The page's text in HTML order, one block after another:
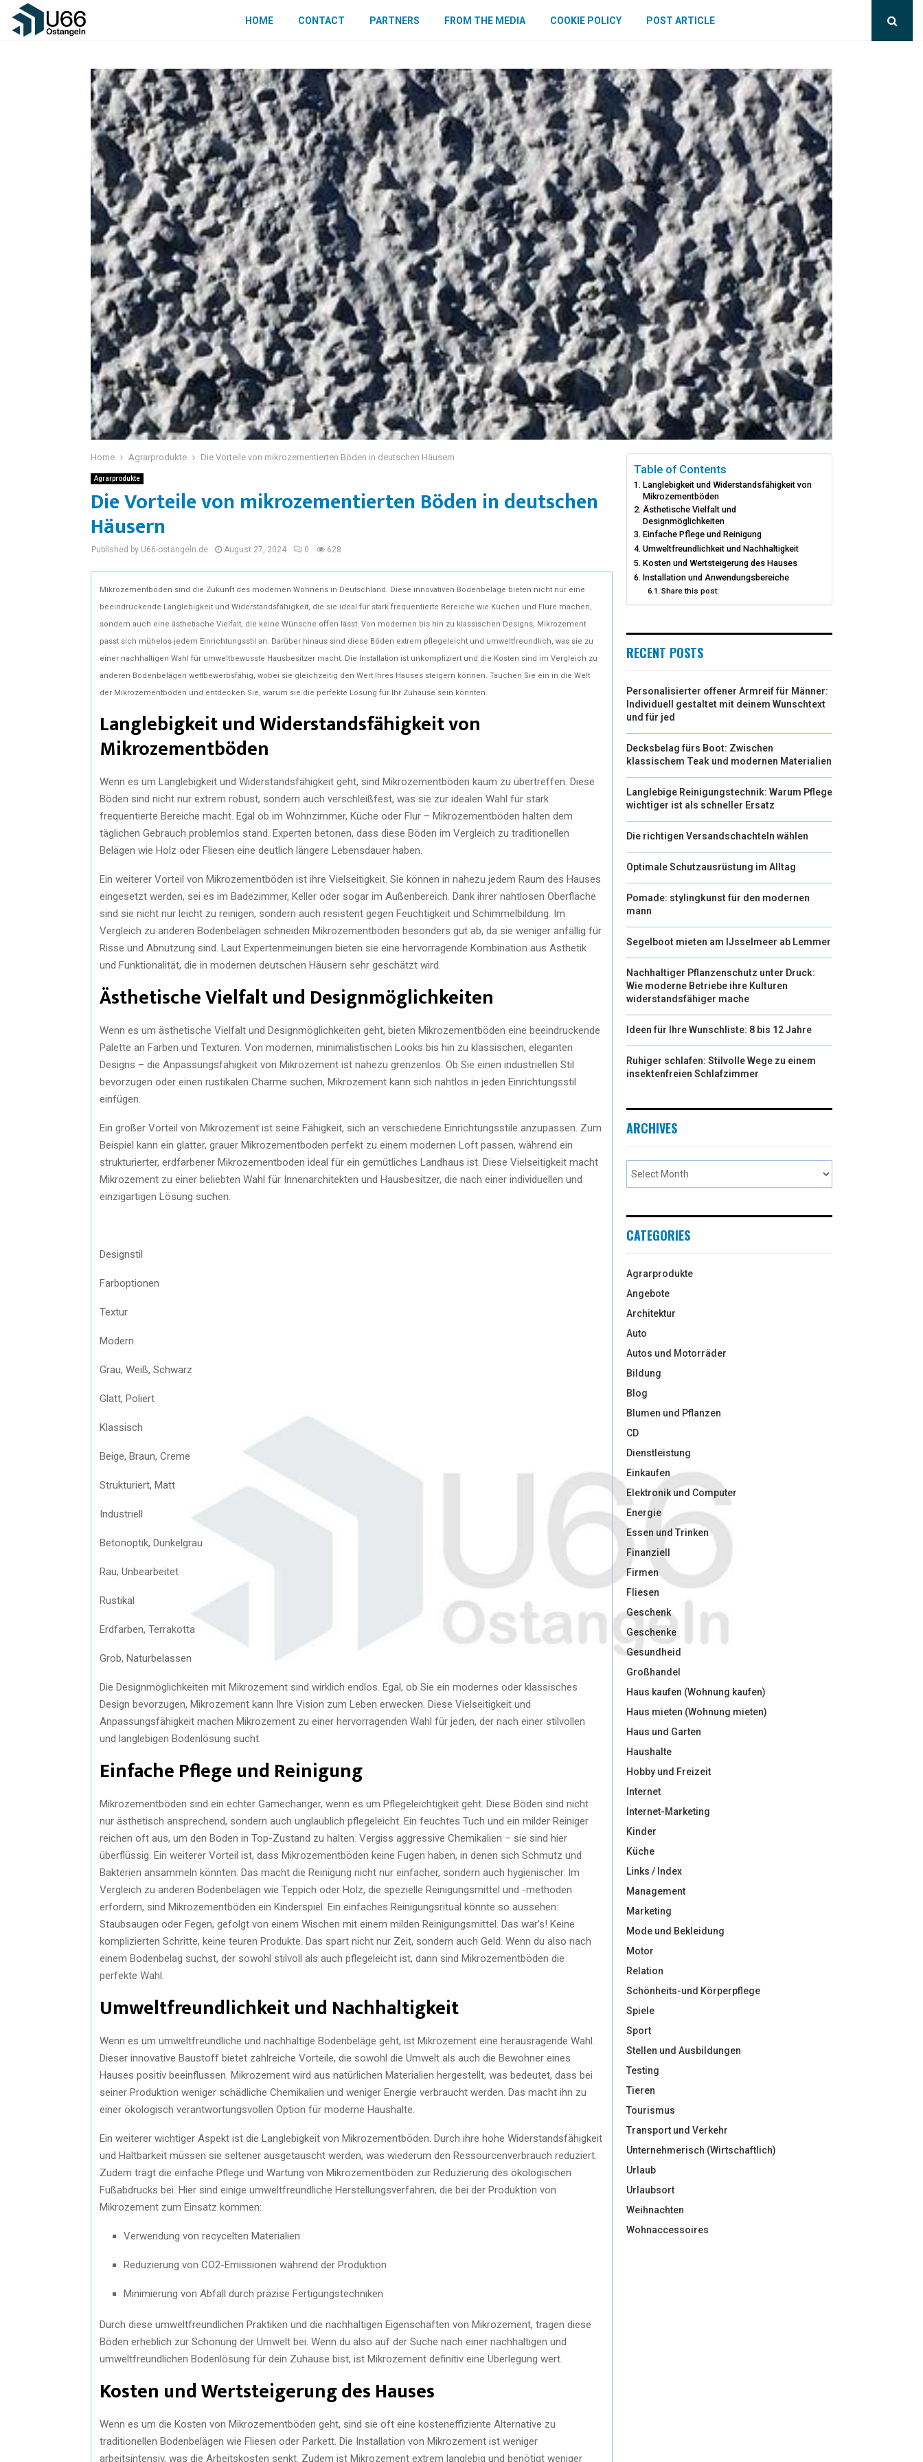
HOME CONTACT PARTNERS FROM THE MEDIA COOKIE POLICY POST ARTICLE
Home Agrarprodukte Die Vorteile von mikrozementierten Böden in deutschen Häusern
Agrarprodukte
Die Vorteile von mikrozementierten Böden in deutschen
Häusern
Published by U66-ostangeln.de August 27, 2024 0 628
Mikrozementböden sind die Zukunft des modernen Wohnens in Deutschland. Diese innovativen Bodenbeläge bieten nicht nur eine
beeindruckende Langlebigkeit und Widerstandsfähigkeit, die sie ideal für stark frequentierte Bereiche wie Küchen und Flure machen,
sondern auch eine ästhetische Vielfalt, die keine Wünsche offen lässt. Von modernen bis hin zu klassischen Designs, Mikrozement
passt sich mühelos jedem Einrichtungsstil an. Darüber hinaus sind diese Böden extrem pflegeleicht und umweltfreundlich, was sie zu
einer nachhaltigen Wahl für umweltbewusste Hausbesitzer macht. Die Installation ist unkompliziert und die Kosten sind im Vergleich zu
anderen Bodenbelägen wettbewerbsfähig, wobei sie gleichzeitig den Wert Ihres Hauses steigern können. Tauchen Sie ein in die Welt
der Mikrozementböden und entdecken Sie, warum sie die perfekte Lösung für Ihr Zuhause sein könnten.
Langlebigkeit und Widerstandsfähigkeit von
Mikrozementböden
Wenn es um Langlebigkeit und Widerstandsfähigkeit geht, sind Mikrozementböden kaum zu übertreffen. Diese
Böden sind nicht nur extrem robust, sondern auch verschleißfest, was sie zur idealen Wahl für stark
frequentierte Bereiche macht. Egal ob im Wohnzimmer, Küche oder Flur – Mikrozementböden halten dem
täglichen Gebrauch problemlos stand. Experten betonen, dass diese Böden im Vergleich zu traditionellen
Belägen wie Holz oder Fliesen eine deutlich längere Lebensdauer haben.
Ein weiterer Vorteil von Mikrozementböden ist ihre Vielseitigkeit. Sie können in nahezu jedem Raum des Hauses
eingesetzt werden, sei es im Badezimmer, Keller oder sogar im Außenbereich. Dank ihrer nahtlosen Oberfläche
sind sie nicht nur leicht zu reinigen, sondern auch resistent gegen Feuchtigkeit und Schimmelbildung. Im
Vergleich zu anderen Bodenbelägen schneiden Mikrozementböden besonders gut ab, da sie weniger anfällig für
Risse und Abnutzung sind. Laut Expertenmeinungen bieten sie eine hervorragende Kombination aus Ästhetik
und Funktionalität, die in modernen deutschen Häusern sehr geschätzt wird.
Ästhetische Vielfalt und Designmöglichkeiten
Wenn es um ästhetische Vielfalt und Designmöglichkeiten geht, bieten Mikrozementböden eine beeindruckende
Palette an Farben und Texturen. Von modernen, minimalistischen Looks bis hin zu klassischen, eleganten
Designs – die Anpassungsfähigkeit von Mikrozement ist nahezu grenzenlos. Ob Sie einen industriellen Stil
bevorzugen oder einen rustikalen Charme suchen, Mikrozement kann sich nahtlos in jeden Einrichtungsstil
einfügen.
Ein großer Vorteil von Mikrozement ist seine Fähigkeit, sich an verschiedene Einrichtungsstile anzupassen. Zum
Beispiel kann ein glatter, grauer Mikrozementboden perfekt zu einem modernen Loft passen, während ein
strukturierter, erdfarbener Mikrozementboden ideal für ein gemütliches Landhaus ist. Diese Vielseitigkeit macht
Mikrozement zu einer beliebten Wahl für Innenarchitekten und Hausbesitzer, die nach einer individuellen und
einzigartigen Lösung suchen.
Designstil
Farboptionen
Textur
Modern
Grau, Weiß, Schwarz
Glatt, Poliert
Klassisch
Beige, Braun, Creme
Strukturiert, Matt
Industriell
Betonoptik, Dunkelgrau
Rau, Unbearbeitet
Rustikal
Erdfarben, Terrakotta
Grob, Naturbelassen
Die Designmöglichkeiten mit Mikrozement sind wirklich endlos. Egal, ob Sie ein modernes oder klassisches
Design bevorzugen, Mikrozement kann Ihre Vision zum Leben erwecken. Diese Vielseitigkeit und
Anpassungsfähigkeit machen Mikrozement zu einer hervorragenden Wahl für jeden, der nach einer stilvollen
und langlebigen Bodenlösung sucht.
Einfache Pflege und Reinigung
Mikrozementböden sind ein echter Gamechanger, wenn es um Pflegeleichtigkeit geht. Diese Böden sind nicht
nur ästhetisch ansprechend, sondern auch unglaublich pflegeleicht. Ein feuchtes Tuch und ein milder Reiniger
reichen oft aus, um den Boden in Top-Zustand zu halten. Vergiss aggressive Chemikalien – sie sind hier
überflüssig. Ein weiterer Vorteil ist, dass Mikrozementböden keine Fugen haben, in denen sich Schmutz und
Bakterien ansammeln könnten. Das macht die Reinigung nicht nur einfacher, sondern auch hygienischer. Im
Vergleich zu anderen Bodenbelägen wie Teppich oder Holz, die spezielle Reinigungsmittel und -methoden
erfordern, sind Mikrozementböden ein Kinderspiel. Ein einfaches Reinigungsritual könnte so aussehen:
Staubsaugen oder Fegen, gefolgt von einem Wischen mit einem milden Reinigungsmittel. Das war’s! Keine
komplizierten Schritte, keine teuren Produkte. Das spart nicht nur Zeit, sondern auch Geld. Wenn du also nach
einem Bodenbelag suchst, der sowohl stilvoll als auch pflegeleicht ist, dann sind Mikrozementböden die
perfekte Wahl.
Umweltfreundlichkeit und Nachhaltigkeit
Wenn es um umweltfreundliche und nachhaltige Bodenbeläge geht, ist Mikrozement eine herausragende Wahl.
Dieser innovative Baustoff bietet zahlreiche Vorteile, die sowohl die Umwelt als auch die Bewohner eines
Hauses positiv beeinflussen. Mikrozement wird aus natürlichen Materialien hergestellt, was bedeutet, dass bei
seiner Produktion weniger schädliche Chemikalien und weniger Energie verbraucht werden. Das macht ihn zu
einer ökologisch verantwortungsvollen Option für moderne Haushalte.
Ein weiterer wichtiger Aspekt ist die Langlebigkeit von Mikrozementböden. Durch ihre hohe Widerstandsfähigkeit
und Haltbarkeit müssen sie seltener ausgetauscht werden, was wiederum den Ressourcenverbrauch reduziert.
Zudem trägt die einfache Pflege und Wartung von Mikrozementböden zur Reduzierung des ökologischen
Fußabdrucks bei. Hier sind einige umweltfreundliche Herstellungsverfahren, die bei der Produktion von
Mikrozement zum Einsatz kommen:
Verwendung von recycelten Materialien
Reduzierung von CO2-Emissionen während der Produktion
Minimierung von Abfall durch präzise Fertigungstechniken
Durch diese umweltfreundlichen Praktiken und die nachhaltigen Eigenschaften von Mikrozement, tragen diese
Böden erheblich zur Schonung der Umwelt bei. Wenn du also auf der Suche nach einer nachhaltigen und
umweltfreundlichen Bodenlösung für dein Zuhause bist, ist Mikrozement definitiv eine Überlegung wert.
Kosten und Wertsteigerung des Hauses
Wenn es um die Kosten von Mikrozementböden geht, sind sie oft eine kosteneffiziente Alternative zu
traditionellen Bodenbelägen wie Fliesen oder Parkett. Die Installation von Mikrozement ist weniger
arbeitsintensiv, was die Arbeitskosten senkt. Zudem ist Mikrozement extrem langlebig und benötigt weniger
Table of Contents
Langlebigkeit und Widerstandsfähigkeit von
Mikrozementböden
Ästhetische Vielfalt und
Designmöglichkeiten
Einfache Pflege und Reinigung
Umweltfreundlichkeit und Nachhaltigkeit
Kosten und Wertsteigerung des Hauses
Installation und Anwendungsbereiche
Share this post:
RECENT POSTS
Personalisierter offener Armreif für Männer:
Individuell gestaltet mit deinem Wunschtext
und für jed
Decksbelag fürs Boot: Zwischen
klassischem Teak und modernen Materialien
Langlebige Reinigungstechnik: Warum Pflege
wichtiger ist als schneller Ersatz
Die richtigen Versandschachteln wählen
Optimale Schutzausrüstung im Alltag
Pomade: stylingkunst für den modernen
mann
Segelboot mieten am IJsselmeer ab Lemmer
Nachhaltiger Pflanzenschutz unter Druck:
Wie moderne Betriebe ihre Kulturen
widerstandsfähiger mache
Ideen für Ihre Wunschliste: 8 bis 12 Jahre
Ruhiger schlafen: Stilvolle Wege zu einem
insektenfreien Schlafzimmer
ARCHIVES
CATEGORIES
Agrarprodukte
Angebote
Architektur
Auto
Autos und Motorräder
Bildung
Blog
Blumen und Pflanzen
CD
Dienstleistung
Einkaufen
Elektronik und Computer
Energie
Essen und Trinken
Finanziell
Firmen
Fliesen
Geschenk
Geschenke
Gesundheid
Großhandel
Haus kaufen (Wohnung kaufen)
Haus mieten (Wohnung mieten)
Haus und Garten
Haushalte
Hobby und Freizeit
Internet
Internet-Marketing
Kinder
Küche
Links / Index
Management
Marketing
Mode und Bekleidung
Motor
Relation
Schönheits-und Körperpflege
Spiele
Sport
Stellen und Ausbildungen
Testing
Tieren
Tourismus
Transport und Verkehr
Unternehmerisch (Wirtschaftlich)
Urlaub
Urlaubsort
Weihnachten
Wohnaccessoires